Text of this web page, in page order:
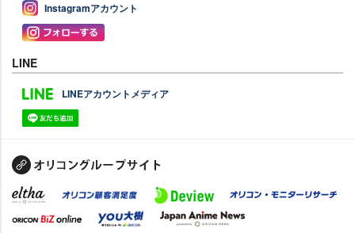
Instagramアカウント
LINE
LINEアカウントメディア